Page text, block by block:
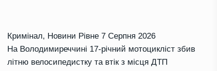
Кримінал, Новини Рівне 7 Серпня 2026
На Володимиреччині 17-річний мотоцикліст збив
літню велосипедистку та втік з місця ДТП